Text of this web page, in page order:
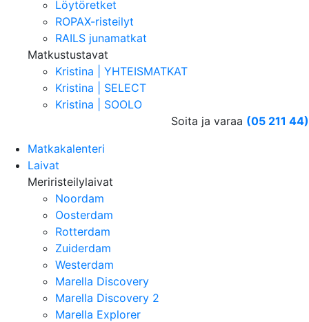
Löytöretket
ROPAX-risteilyt
RAILS junamatkat
Matkustustavat
Kristina | YHTEISMATKAT
Kristina | SELECT
Kristina | SOOLO
Soita ja varaa (05 211 44)
Matkakalenteri
Laivat
Meriristeilylaivat
Noordam
Oosterdam
Rotterdam
Zuiderdam
Westerdam
Marella Discovery
Marella Discovery 2
Marella Explorer